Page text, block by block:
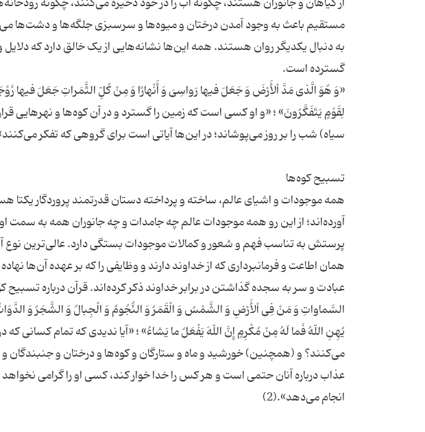
از گیاهان و جانوران هستند، چگونه آب را در خود ذخیره می‌کنند، چگونه
مستقیم باعث به وجود آمدن درختان و میوه‌ها و سرسبزی جلگه‌ها و دشت‌ها
به دنبال یکدیگر روان هستند. همه این‌ها نشانه‌هایی از یک خالق دارد که
«وَ هُوَ الَّذی مَدَّ اْلأَرْضَ وَ جَعَلَ فیها رَواسِیَ وَ أَنْهارًا وَ مِنْ کُلِّ الثَّمَراتِ جَعَلَ فیها
لِقَوْمٍ یَتَفَکَّرُونَ» ؛ «و او کسی است که زمین را گسترد و در آن کوه‌ها و نهرهایی
همه موجودات و اشیای عالم، ساخته و پرداخته دستان قدرتمند پروردگار
آورده‌اند؛ از این رو همه موجودات عالم چه جامدات و چه جانوران همه به
پرستش به تناسب فهم و شعور و کمالات موجودات بستگی دارد. عالی‌ترین نوع
همان اطاعت و فرمانبرداری که از خداوند دارند و وظایفی را که بر عهده آن‌ها
عبادت و سر به سجده گذاشتن در برابر خداوند ذکر کرده‌اند. قرآن درباره
السَّماواتِ وَ مَنْ فِی اْلأَرْضِ وَ الشَّمْسُ وَ الْقَمَرُ وَ النُّجُومُ وَ الْجِبالُ وَ الشَّجَرُ وَ
یُهِنِ اللّهُ فَما لَهُ مِنْ مُکْرِمٍ إِنَّ اللّهَ یَفْعَلُ ما یَشاءُ» ؛ «آیا ندیدی که تمام کسانی
می‌کنند؟ و (همچنین) خورشید و ماه و ستارگان و کوه‌ها و درختان و جنبندگان و
عذاب درباره آنان حتمی است و هر کس را خدا خوار کند، کسی او را گرامی